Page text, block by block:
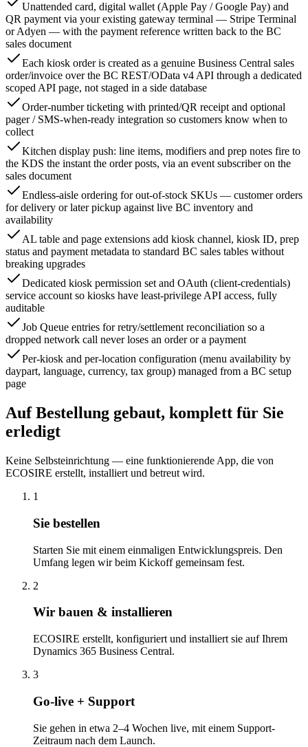
Unattended card, digital wallet (Apple Pay / Google Pay) and
QR payment via your existing gateway terminal — Stripe Terminal
or Adyen — with the payment reference written back to the BC
sales document
Each kiosk order is created as a genuine Business Central sales
order/invoice over the BC REST/OData v4 API through a dedicated
scoped API page, not staged in a side database
Order-number ticketing with printed/QR receipt and optional
pager / SMS-when-ready integration so customers know when to
collect
Kitchen display push: line items, modifiers and prep notes fire to
the KDS the instant the order posts, via an event subscriber on the
sales document
Endless-aisle ordering for out-of-stock SKUs — customer orders
for delivery or later pickup against live BC inventory and
availability
AL table and page extensions add kiosk channel, kiosk ID, prep
status and payment metadata to standard BC sales tables without
breaking upgrades
Dedicated kiosk permission set and OAuth (client-credentials)
service account so kiosks have least-privilege API access, fully
auditable
Job Queue entries for retry/settlement reconciliation so a
dropped network call never loses an order or a payment
Per-kiosk and per-location configuration (menu availability by
daypart, language, currency, tax group) managed from a BC setup
page
Auf Bestellung gebaut, komplett für Sie
erledigt
Keine Selbsteinrichtung — eine funktionierende App, die von
ECOSIRE erstellt, installiert und betreut wird.
1
Sie bestellen
Starten Sie mit einem einmaligen Entwicklungspreis. Den
Umfang legen wir beim Kickoff gemeinsam fest.
2
Wir bauen & installieren
ECOSIRE erstellt, konfiguriert und installiert sie auf Ihrem
Dynamics 365 Business Central.
3
Go-live + Support
Sie gehen in etwa 2–4 Wochen live, mit einem Support-
Zeitraum nach dem Launch.